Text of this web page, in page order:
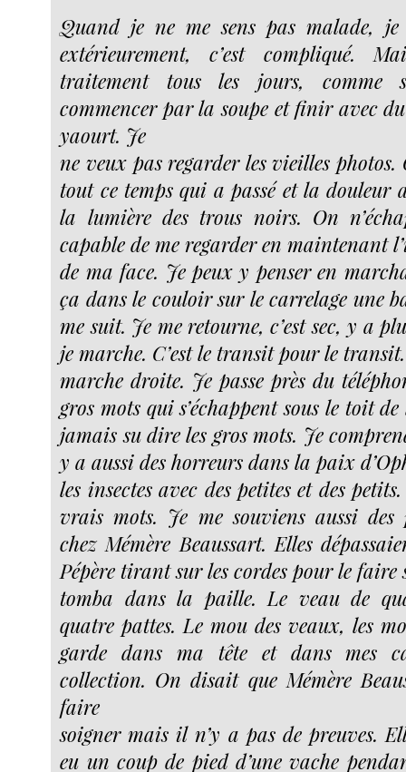
Quand je ne me sens pas malade, je
extérieurement, c’est compliqué.
traitement tous les jours,
commencer par la soupe et finir avec
yaourt. Je
ne veux pas regarder les vieilles photos.
tout ce temps qui a passé et la douleur
la lumière des trous noirs. On
capable de me regarder en maintenant
de ma face. Je peux y penser en
ça dans le couloir sur le carrelage une
me suit. Je me retourne, c’est sec, y a
je marche. C’est le transit pour le
marche droite. Je passe près du
gros mots qui s’échappent sous le toit
jamais su dire les gros mots. Je
y a aussi des horreurs dans la paix
les insectes avec des petites et des
vrais mots. Je me souviens aussi des
chez Mémère Beaussart. Elles
Pépère tirant sur les cordes pour le
tomba dans la paille. Le veau de
quatre pattes. Le mou des veaux, les
garde dans ma tête et dans mes
collection. On disait que Mémère
faire
soigner mais il n’y a pas de preuves.
eu un coup de pied d’une vache